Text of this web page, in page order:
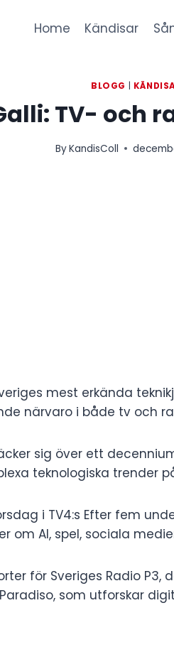
Home Kändisar
BLOGG
TV- och
ByKandisColl
mest erkända
närvaro i både tv och
sig över ett
teknologiska trender
i TV4:s Efter fem
om AI, spel, sociala
för Sveriges Radio
som utforskar